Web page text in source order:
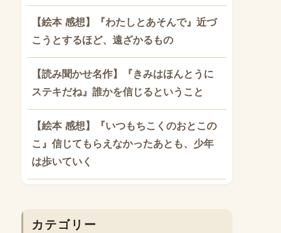
【絵本 感想】『わたしとあそんで』近づ
こうとするほど、遠ざかるもの
【読み聞かせ名作】『きみはほんとうに
ステキだね』誰かを信じるということ
【絵本 感想】『いつもちこくのおとこの
こ』信じてもらえなかったあとも、少年
は歩いていく
カテゴリー